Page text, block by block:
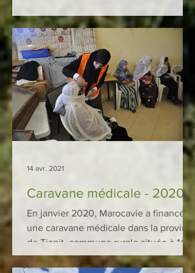
Caravane médicale - 2020
En janvier 2020, Marocavie a financé
une caravane médicale dans la province
de Tiznit, commune rurale située à 140
km d’Agadir, au cœur...
14 avr. 2021